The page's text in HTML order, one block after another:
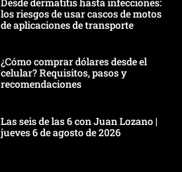
los riesgos de usar cascos de motos
de aplicaciones de transporte
¿Cómo comprar dólares desde el
celular? Requisitos, pasos y
recomendaciones
Las seis de las 6 con Juan Lozano |
jueves 6 de agosto de 2026